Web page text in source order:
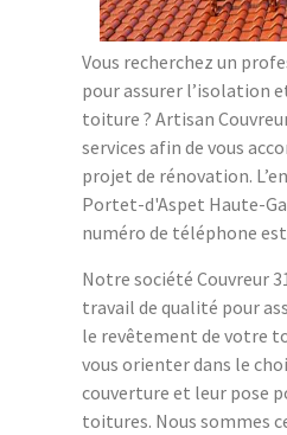
Vous recherchez un
pour assurer l’isolation
toiture ? Artisan
services afin de vous
projet de rénovation.
Portet-d'Aspet Haute-
numéro de téléphone est
Notre société Couvreur
travail de qualité pour
le revêtement de votre
vous orienter dans le
couverture et leur pose
toitures. Nous sommes